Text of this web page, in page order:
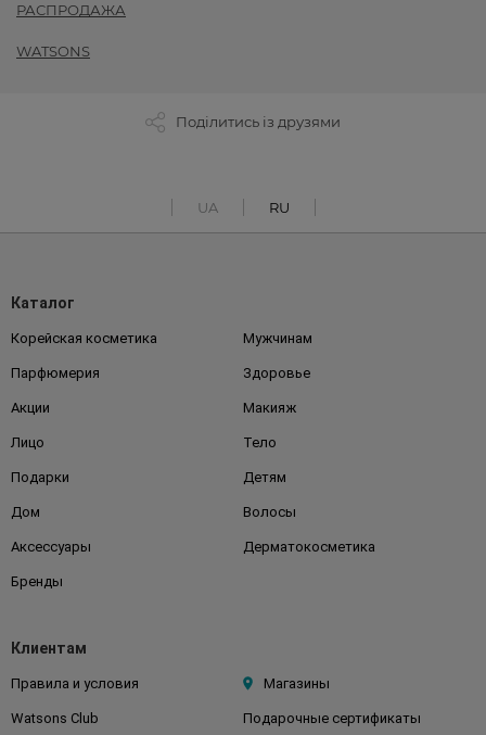
РАСПРОДАЖА
WATSONS
Поділитись із друзями
UA RU
Каталог
Корейская косметика Мужчинам
Парфюмерия Здоровье
Акции Макияж
Лицо Тело
Подарки Детям
Дом Волосы
Аксессуары Дерматокосметика
Бренды
Клиентам
Правила и условия Магазины
Watsons Club Подарочные сертификаты